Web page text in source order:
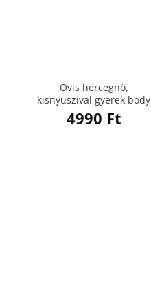
Ovis hercegnő,
kisnyuszival gyerek body
4990 Ft